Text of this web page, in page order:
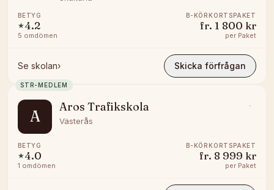
BETYG
★4.2
5 omdömen
B-KÖRKORTSPAKET
fr. 1 800 kr
per Paket
Se skolan› Skicka förfrågan
STR-MEDLEM
A
Aros Trafikskola
Västerås
BETYG
★4.0
1 omdömen
B-KÖRKORTSPAKET
fr. 8 999 kr
per Paket